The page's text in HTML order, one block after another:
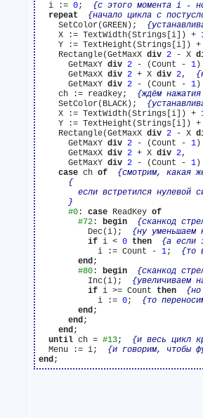
  i :=
0; {с этого момента i -
repeat
{начало цикла с
    SetColor(GREEN);
    X := TextWidth(Strings[i]) +
Y := TextHeight(Strings[i])
    Rectangle(GetMaxX
div 2 - X
      GetMaxY
div 2 - (Count - 1)
      GetMaxX
div 2 + X div 2,
      GetMaxY
div 2 - (Count - 1)
    ch := readkey;
{ждём
    SetColor(BLACK);
    X := TextWidth(Strings[i]) +
Y := TextHeight(Strings[i])
    Rectangle(GetMaxX
div 2 - X
      GetMaxY
div 2 - (Count - 1)
      GetMaxX
div 2 + X div 2,
      GetMaxY
div 2 - (Count - 1)
case ch of
{смотрим, какая
{
если встретился нулевой
      }
#0: case ReadKey of
#72: begin
{сканкод
          Dec(i);
{ну уменьшаем
if i < 0 then
{а если
            i := Count -
1; {то
end;
#80: begin
{сканкод
          Inc(i);
{увеличиваем
if i >= Count then
{но
            i :=
0; {то
end;
end;
end;
until ch = #13; {и весь цикл
  Menu := i;
{и говорим, чтобы
end